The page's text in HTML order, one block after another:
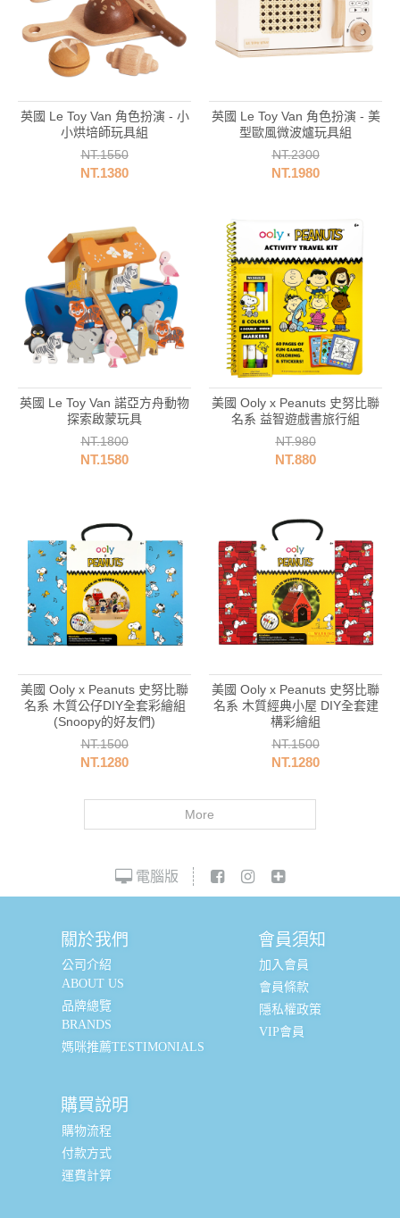
英國 Le Toy Van 角色扮演 - 小
小烘培師玩具組
NT.1550
NT.1380
英國 Le Toy Van 角色扮演 - 美
型歐風微波爐玩具組
NT.2300
NT.1980
英國 Le Toy Van 諾亞方舟動物
探索啟蒙玩具
NT.1800
NT.1580
美國 Ooly x Peanuts 史努比聯
名系 益智遊戲書旅行組
NT.980
NT.880
美國 Ooly x Peanuts 史努比聯
名系 木質公仔DIY全套彩繪組
(Snoopy的好友們)
NT.1500
NT.1280
美國 Ooly x Peanuts 史努比聯
名系 木質經典小屋 DIY全套建
構彩繪組
NT.1500
NT.1280
More
電腦版
關於我們
公司介紹
ABOUT US
品牌總覽
BRANDS
媽咪推薦TESTIMONIALS
會員須知
加入會員
會員條款
隱私權政策
VIP會員
購買說明
購物流程
付款方式
運費計算